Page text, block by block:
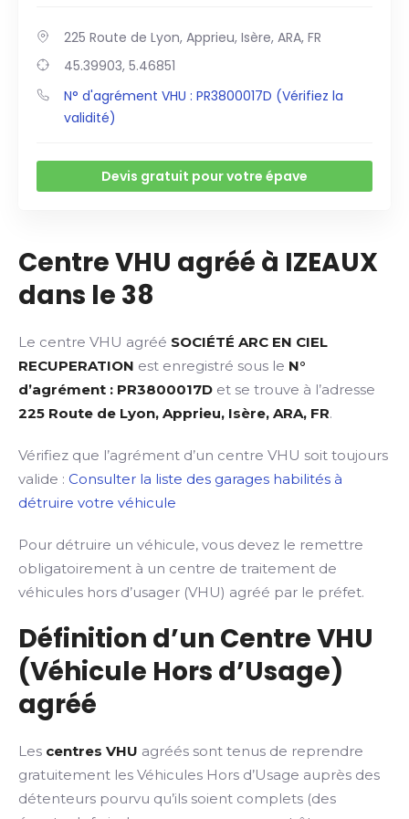
225 Route de Lyon, Apprieu, Isère, ARA, FR
45.39903, 5.46851
N° d'agrément VHU : PR3800017D (Vérifiez la
validité)
Devis gratuit pour votre épave
Centre VHU agréé à IZEAUX
dans le 38
Le centre VHU agréé SOCIÉTÉ ARC EN CIEL
RECUPERATION est enregistré sous le N°
d’agrément : PR3800017D et se trouve à l’adresse
225 Route de Lyon, Apprieu, Isère, ARA, FR.
Vérifiez que l’agrément d’un centre VHU soit toujours
valide : Consulter la liste des garages habilités à
détruire votre véhicule
Pour détruire un véhicule, vous devez le remettre
obligatoirement à un centre de traitement de
véhicules hors d’usager (VHU) agréé par le préfet.
Définition d’un Centre VHU
(Véhicule Hors d’Usage)
agréé
Les centres VHU agréés sont tenus de reprendre
gratuitement les Véhicules Hors d’Usage auprès des
détenteurs pourvu qu’ils soient complets (des